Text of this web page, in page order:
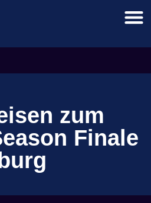
zum
Finale